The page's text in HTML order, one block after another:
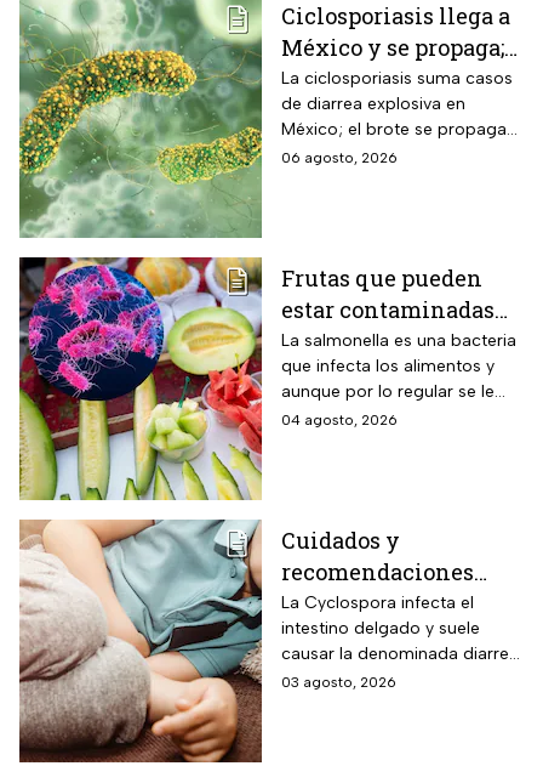
Ciclosporiasis llega a
México y se propaga;
activan protocolos
para revisar frutas y
verduras
La ciclosporiasis suma casos
de diarrea explosiva en
México; el brote se propaga
en el territorio nacional
06 agosto, 2026
Frutas que pueden
estar contaminadas
de salmonella y cómo
protegerte del
contagio
La salmonella es una bacteria
que infecta los alimentos y
aunque por lo regular se le
relaciona con el huevo,
04 agosto, 2026
Cuidados y
recomendaciones
para niños ante los
riesgos por cyclospora
La Cyclospora infecta el
intestino delgado y suele
causar la denominada diarrea
explosiva, de acuerdo con
03 agosto, 2026